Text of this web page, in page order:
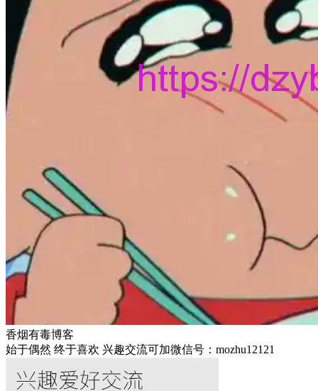
香烟有毒博客
始于偶然 终于喜欢 兴趣交流可加微信号：mozhu12121